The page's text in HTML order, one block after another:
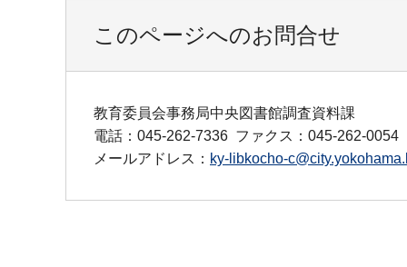
このページへのお問合せ
教育委員会事務局中央図書館調査資料課
電話：045-262-7336 ファクス：045-262-0054
メールアドレス： ky-libkocho-